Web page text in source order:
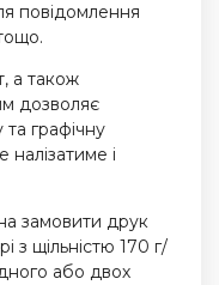
повідомлення
а також
дозволяє
графічну
і
замовити друк
з щільністю 170 г/
або двох